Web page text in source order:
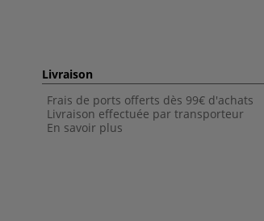
Livraison
Frais de ports offerts dès 99€ d'achats
Livraison effectuée par transporteur
En savoir plus